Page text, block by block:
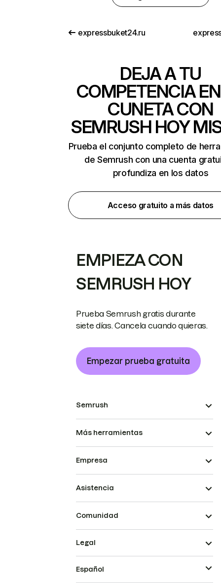
expressbuket24.ru
DEJA A TU
COMPETENCIA
CUNETA CON
SEMRUSH HOY
Prueba el conjunto completo de
de Semrush con una cuenta
profundiza en los datos
Acceso gratuito a más datos
EMPIEZA CON
SEMRUSH HOY
Prueba Semrush gratis durante
siete días. Cancela cuando quieras.
Empezar prueba gratuita
Semrush
Más herramientas
Empresa
Asistencia
Comunidad
Legal
Español